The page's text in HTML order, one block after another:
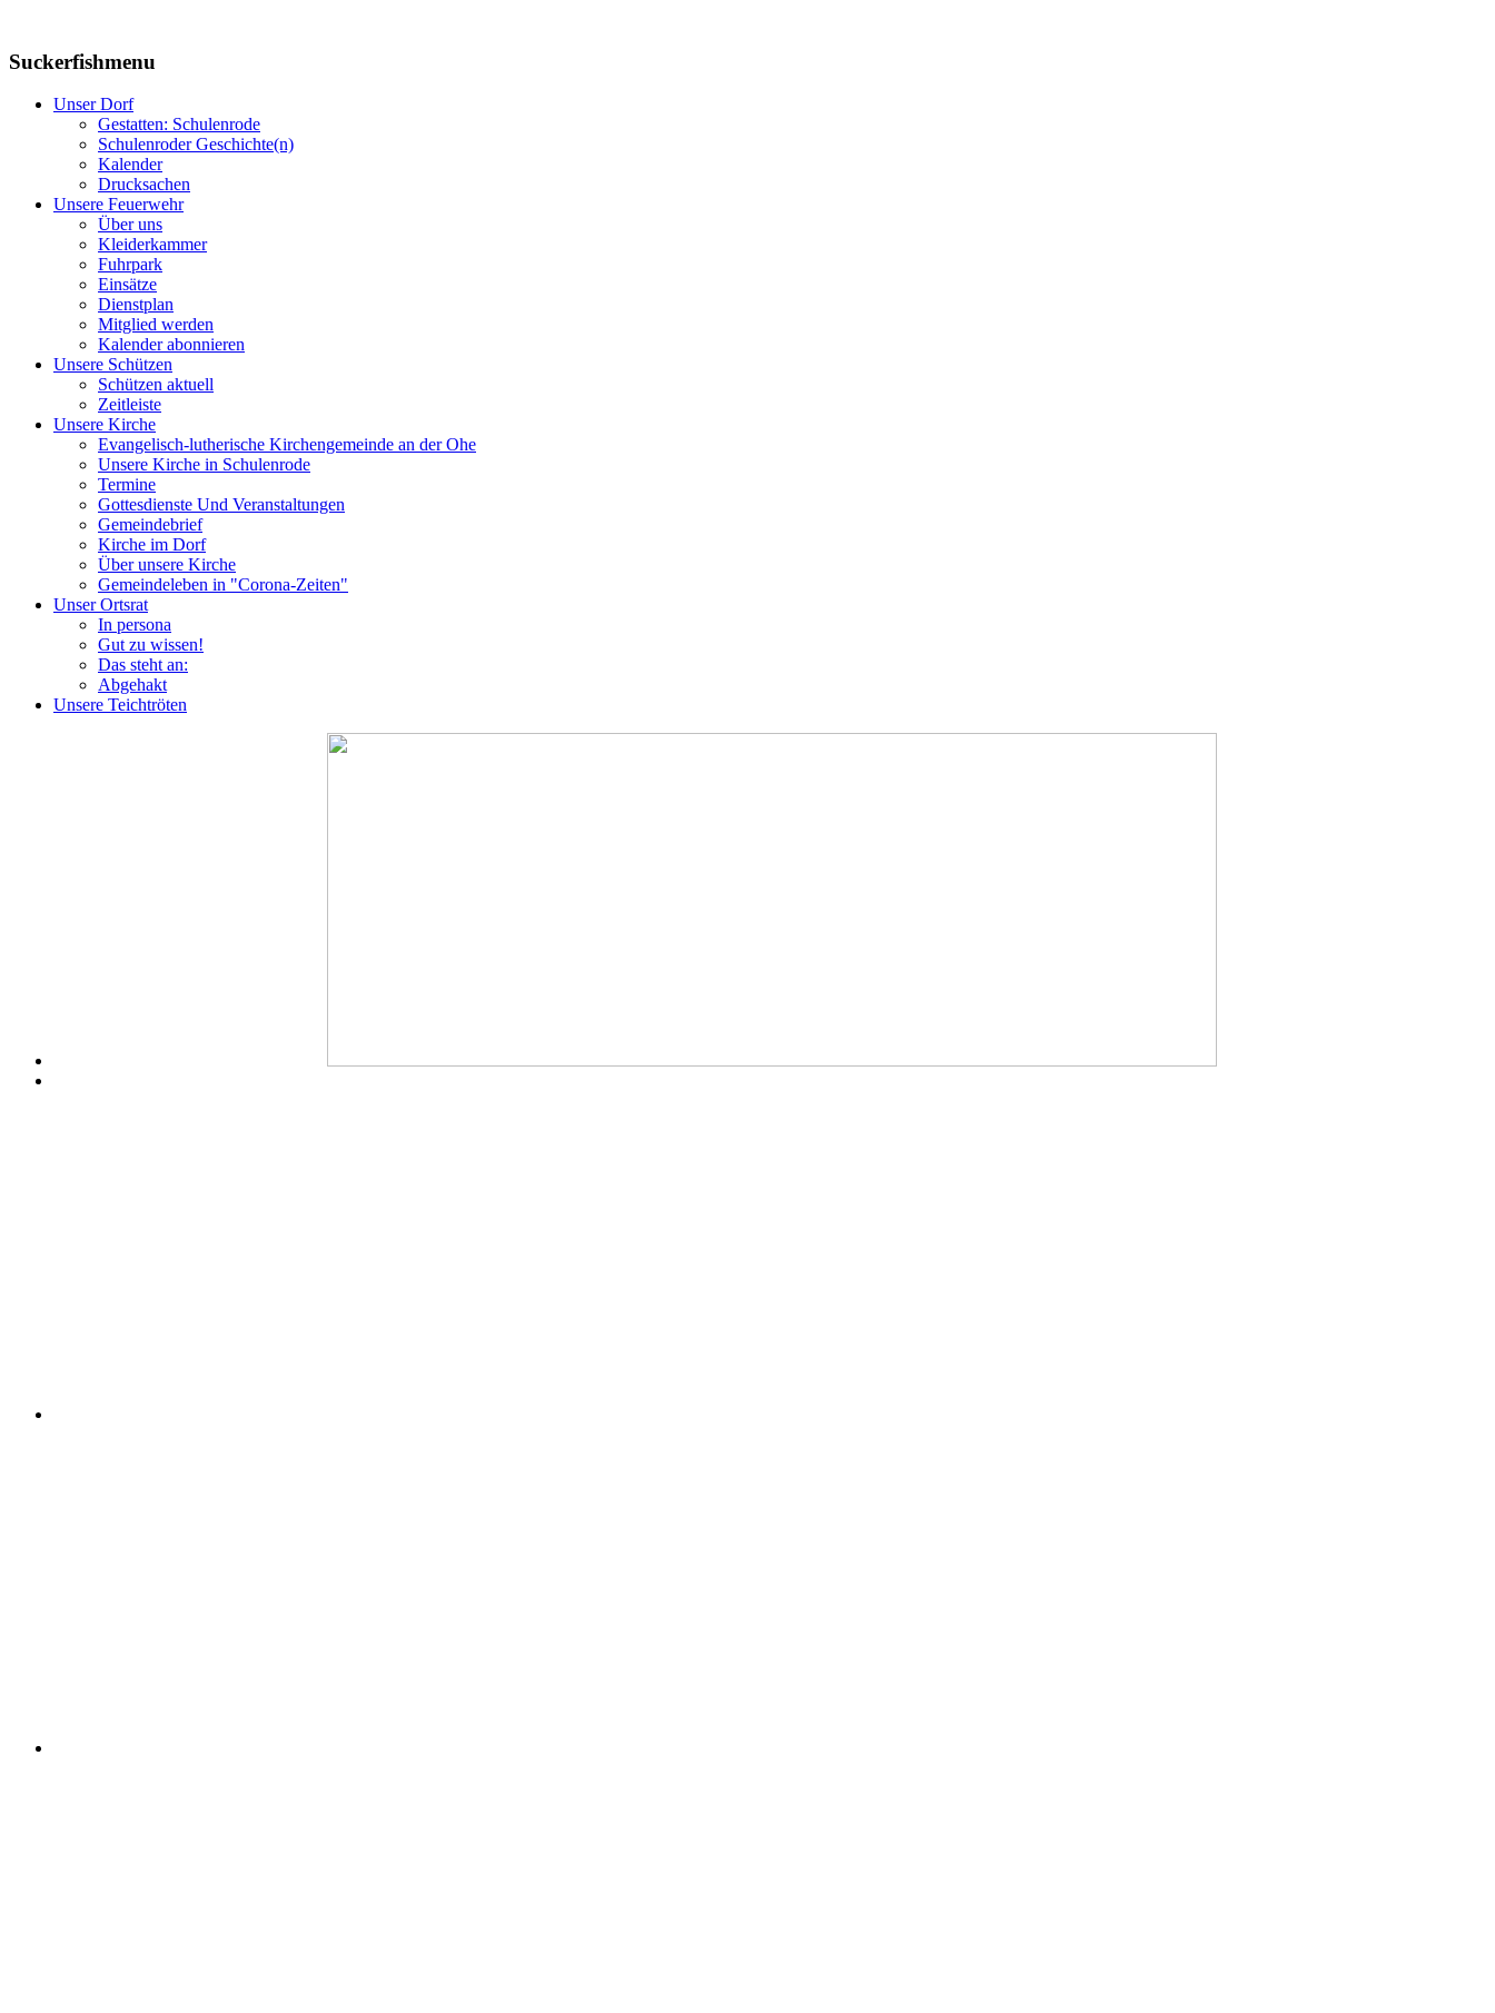
Suckerfishmenu
Unser Dorf
Gestatten: Schulenrode
Schulenroder Geschichte(n)
Kalender
Drucksachen
Unsere Feuerwehr
Über uns
Kleiderkammer
Fuhrpark
Einsätze
Dienstplan
Mitglied werden
Kalender abonnieren
Unsere Schützen
Schützen aktuell
Zeitleiste
Unsere Kirche
Evangelisch-lutherische Kirchengemeinde an der Ohe
Unsere Kirche in Schulenrode
Termine
Gottesdienste Und Veranstaltungen
Gemeindebrief
Kirche im Dorf
Über unsere Kirche
Gemeindeleben in "Corona-Zeiten"
Unser Ortsrat
In persona
Gut zu wissen!
Das steht an:
Abgehakt
Unsere Teichtröten